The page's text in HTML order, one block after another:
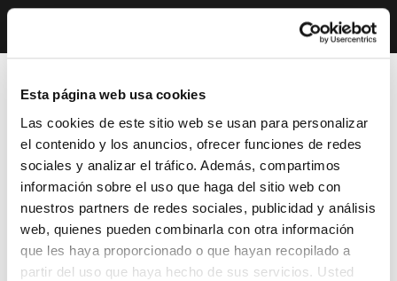
Esta página web usa cookies
Las cookies de este sitio web se usan para personalizar
el contenido y los anuncios, ofrecer funciones de redes
sociales y analizar el tráfico. Además, compartimos
información sobre el uso que haga del sitio web con
nuestros partners de redes sociales, publicidad y análisis
web, quienes pueden combinarla con otra información
que les haya proporcionado o que hayan recopilado a
partir del uso que haya hecho de sus servicios. Usted